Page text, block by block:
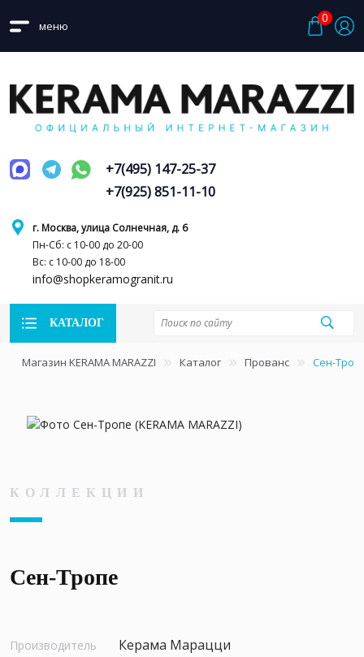
меню
0
г. Москва, улица Солнечная, д. 6
Пн-Сб: с 10-00 до 20-00
Вс: с 10-00 до 18-00
info@shopkeramogranit.ru
+7(495) 147-25-37
+7(925) 851-11-10
КАТАЛОГ
Магазин KERAMA MARAZZI Каталог Прованс Сен-
КОЛЛЕКЦИИ
Сен-Тропе
Производитель Керама Марацци